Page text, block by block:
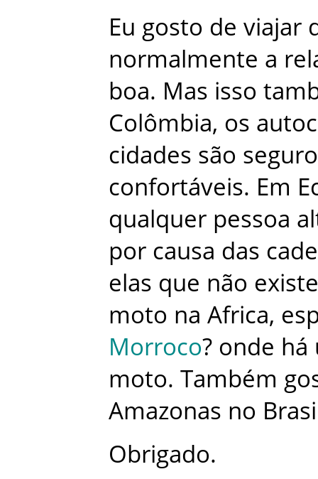
Eu gosto de viajar
normalmente a
boa. Mas isso
Colômbia, os
cidades são
confortáveis. Em
qualquer pessoa
por causa das
elas que não existe
moto na Africa,
Morroco? onde há
moto. Também
Amazonas no
Obrigado.